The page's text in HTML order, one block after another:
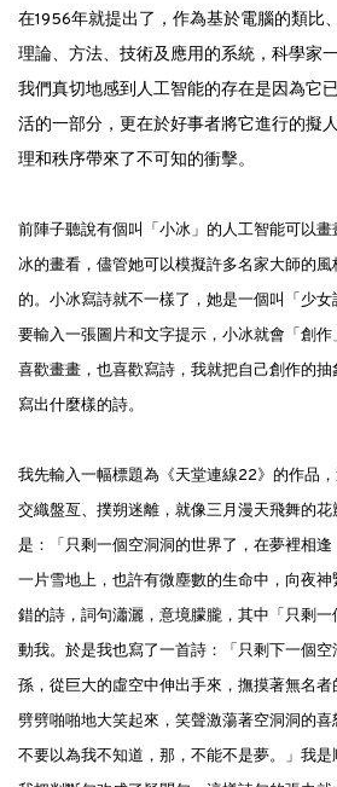
在1956年就提出了，作為基於電腦的類比
理論、方法、技術及應用的系統，科學家
我們真切地感到人工智能的存在是因為它
活的一部分，更在於好事者將它進行的擬
理和秩序帶來了不可知的衝擊。
前陣子聽說有個叫「小冰」的人工智能可以
冰的畫看，儘管她可以模擬許多名家大師的
的。小冰寫詩就不一樣了，她是一個叫「少
要輸入一張圖片和文字提示，小冰就會「創
喜歡畫畫，也喜歡寫詩，我就把自己創作的
寫出什麼樣的詩。
我先輸入一幅標題為《天堂連線22》的作品
交織盤亙、撲朔迷離，就像三月漫天飛舞的
是：「只剩一個空洞洞的世界了，在夢裡相
一片雪地上，也許有微塵數的生命中，向夜
錯的詩，詞句瀟灑，意境朦朧，其中「只剩
動我。於是我也寫了一首詩：「只剩下一個
孫，從巨大的虛空中伸出手來，撫摸著無名者
劈劈啪啪地大笑起來，笑聲激蕩著空洞洞的喜
不要以為我不知道，那，不能不是夢。」我